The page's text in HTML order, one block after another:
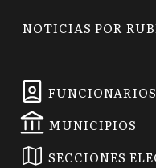
FUNCIONARIOS
MUNICIPIOS
SECCIONES
NOTICIAS POR